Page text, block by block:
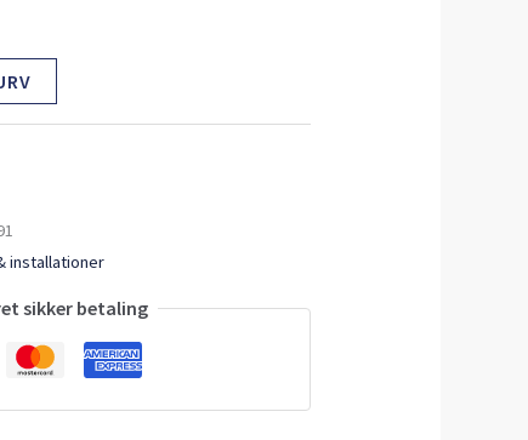
installationer
sikker betaling